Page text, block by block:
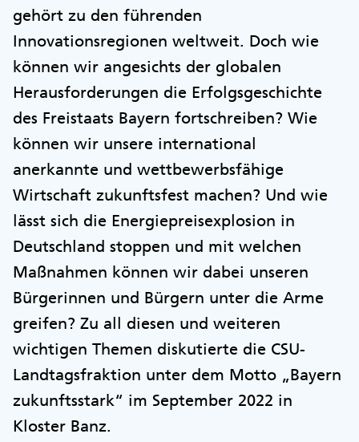
gehört zu den führenden
Innovationsregionen weltweit. Doch wie
können wir angesichts der globalen
Herausforderungen die Erfolgsgeschichte
des Freistaats Bayern fortschreiben? Wie
können wir unsere international
anerkannte und wettbewerbsfähige
Wirtschaft zukunftsfest machen? Und wie
lässt sich die Energiepreisexplosion in
Deutschland stoppen und mit welchen
Maßnahmen können wir dabei unseren
Bürgerinnen und Bürgern unter die Arme
greifen? Zu all diesen und weiteren
wichtigen Themen diskutierte die CSU-
Landtagsfraktion unter dem Motto „Bayern
zukunftsstark“ im September 2022 in
Kloster Banz.